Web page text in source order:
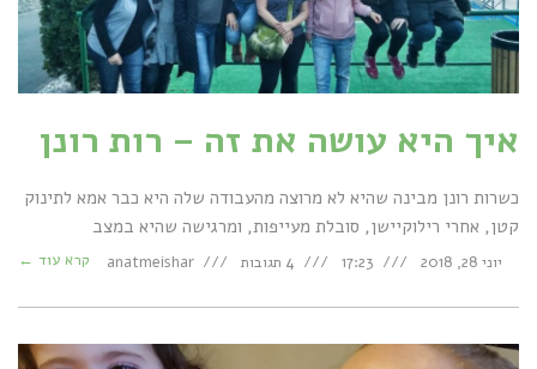
איך היא עושה את זה – רות רונן
כשרות רונן מבינה שהיא לא מרוצה מהעבודה שלה היא כבר אמא לתינוק
קטן, אחרי רילוקיישן, סובלת מעייפות, ומרגישה שהיא במצב
יוני 28, 2018 17:23 4 תגובות anatmeishar קרא עוד ←